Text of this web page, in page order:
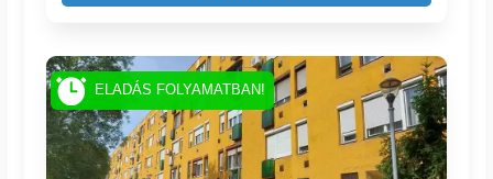
ELADÁS FOLYAMATBAN!